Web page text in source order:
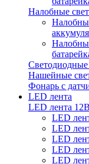
Налобные
Нашейные
Фонарь с
LED лента
LED лента 12В
LED
LED
LED
LED
LED